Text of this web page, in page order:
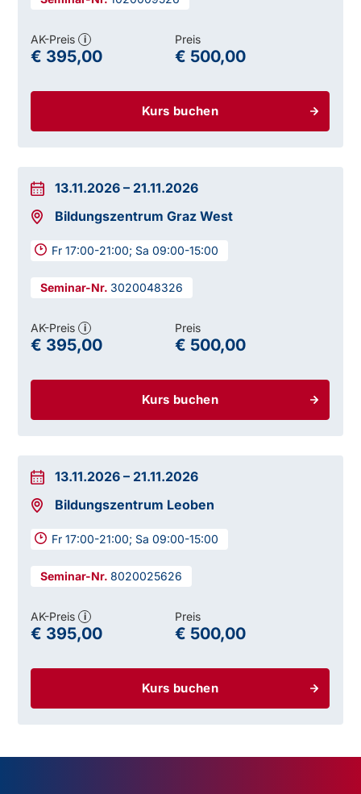
Kurs buchen
AK-Preis i
€ 395,00
Preis
€ 500,00
13.11.2026 – 21.11.2026
Bildungszentrum Graz West
Fr 17:00-21:00; Sa 09:00-15:00
3020048326
Kurs buchen
AK-Preis i
€ 395,00
Preis
€ 500,00
13.11.2026 – 21.11.2026
Bildungszentrum Leoben
Fr 17:00-21:00; Sa 09:00-15:00
8020025626
Kurs buchen
AK-Preis i
€ 395,00
Preis
€ 500,00